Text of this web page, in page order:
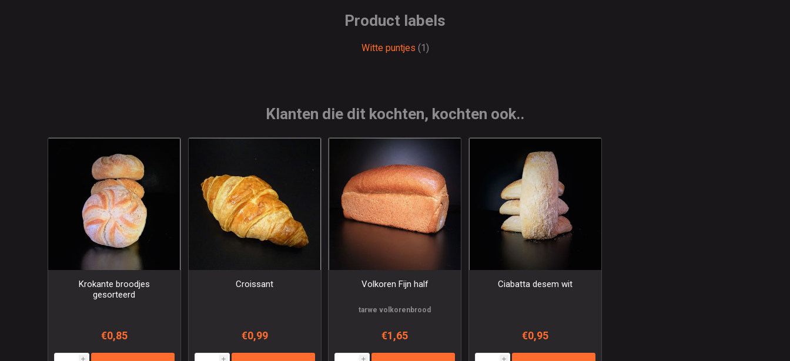
Product labels
Witte puntjes (1)
Klanten die dit kochten, kochten ook..
Krokante broodjes
gesorteerd
€0,85
i
Croissant
€0,99
i
Volkoren Fijn half
tarwe volkorenbrood
€1,65
i
Ciabatta desem wit
€0,95
i